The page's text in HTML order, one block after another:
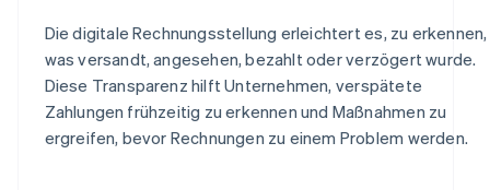
Die digitale Rechnungsstellung erleichtert es, zu erkennen,
was versandt, angesehen, bezahlt oder verzögert wurde.
Diese Transparenz hilft Unternehmen, verspätete
Zahlungen frühzeitig zu erkennen und Maßnahmen zu
ergreifen, bevor Rechnungen zu einem Problem werden.